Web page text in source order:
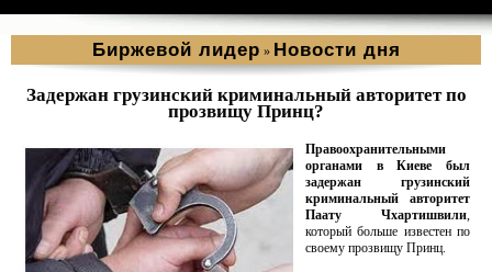
Биржевой лидер » Новости дня
Задержан грузинский криминальный авторитет по
прозвищу Принц?
Правоохранительными
органами в Киеве был
задержан грузинский
криминальный авторитет
Паату Чхартишвили,
который больше известен по
своему прозвищу Принц.